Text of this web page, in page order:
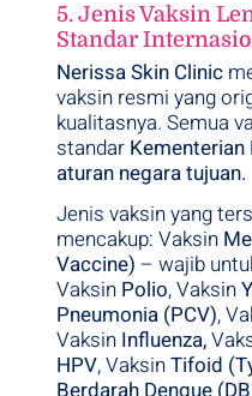
5. Jenis Vaksin
Standar
Nerissa Skin Clinic
vaksin resmi yang
kualitasnya. Semua
standar Kementerian
aturan negara tujuan.
Jenis vaksin yang
mencakup: Vaksin
Vaccine) – wajib
Vaksin Polio, Vaksin
Pneumonia (PCV),
Vaksin Influenza,
HPV, VaksinTifoid